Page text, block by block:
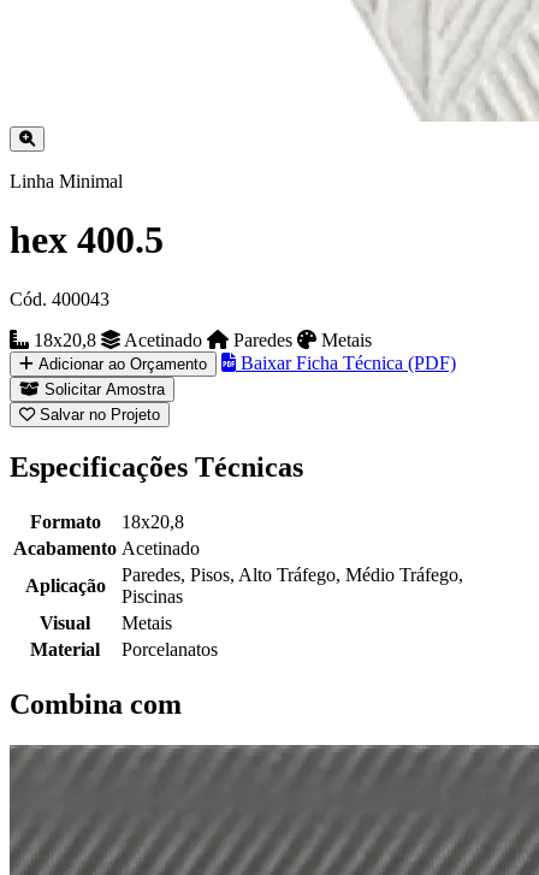
Linha Minimal
hex 400.5
Cód. 400043
18x20,8
Acetinado Paredes Metais
Adicionar ao Orçamento Baixar Ficha Técnica (PDF)
Solicitar Amostra
Salvar no Projeto
Especificações Técnicas
Formato
18x20,8
Acabamento Acetinado
Aplicação
Paredes, Pisos, Alto Tráfego, Médio Tráfego,
Piscinas
Visual
Metais
Material
Porcelanatos
Combina com